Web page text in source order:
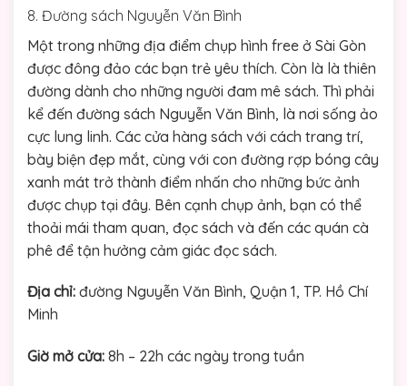
8. Đường sách Nguyễn Văn Bình
Một trong những địa điểm chụp hình free ở Sài Gòn
được đông đảo các bạn trẻ yêu thích. Còn là là thiên
đường dành cho những người đam mê sách. Thì phải
kể đến đường sách Nguyễn Văn Bình, là nơi sống ảo
cực lung linh. Các cửa hàng sách với cách trang trí,
bày biện đẹp mắt, cùng với con đường rợp bóng cây
xanh mát trở thành điểm nhấn cho những bức ảnh
được chụp tại đây. Bên cạnh chụp ảnh, bạn có thể
thoải mái tham quan, đọc sách và đến các quán cà
phê để tận hưởng cảm giác đọc sách.
Địa chỉ: đường Nguyễn Văn Bình, Quận 1, TP. Hồ Chí
Minh
Giờ mở cửa: 8h – 22h các ngày trong tuần